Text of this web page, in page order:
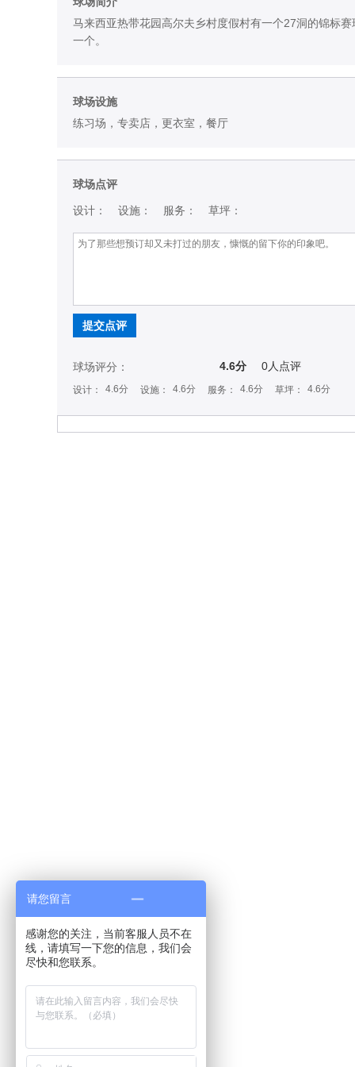
马来西亚热带花园高尔夫乡村度假村有一个27洞的锦标
一个。
球场设施
练习场，专卖店，更衣室，餐厅
球场点评
设计： 设施： 服务： 草坪：
提交点评
球场评分： 4.6分 0人点评
设计： 4.6分 设施： 4.6分 服务： 4.6分 草坪： 4.6分
请您留言
感谢您的关注，当前客服人员不在
线，请填写一下您的信息，我们会
尽快和您联系。